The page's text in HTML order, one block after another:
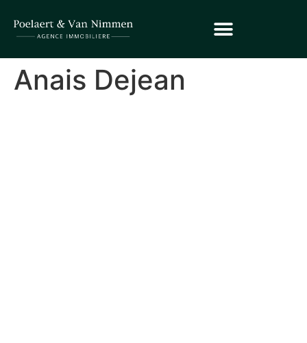
Anais Dejean